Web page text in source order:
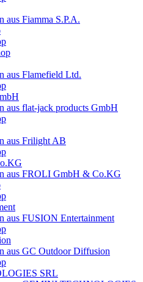
aus Fiamma S.P.A.
aus Flamefield Ltd.
aus flat-jack products GmbH
aus Frilight AB
aus FROLI GmbH & Co.KG
aus FUSION Entertainment
aus GC Outdoor Diffusion
SRL